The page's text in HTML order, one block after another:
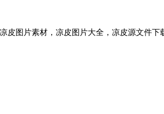
图片素材，凉皮图片大全，凉皮源文件